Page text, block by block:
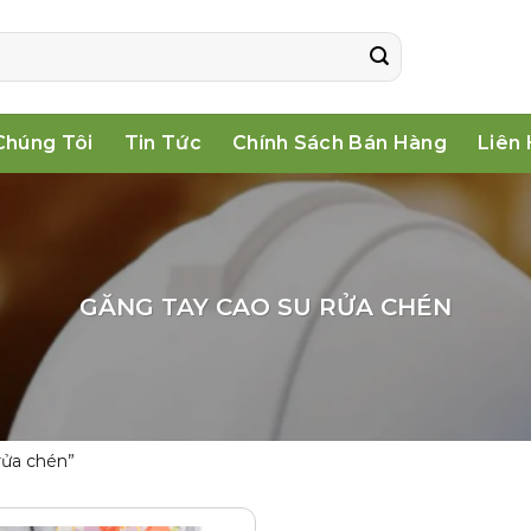
Tôi Tin Tức Chính Sách Bán Hàng Liên
GĂNG TAY CAO SU RỬA CHÉN
chén”